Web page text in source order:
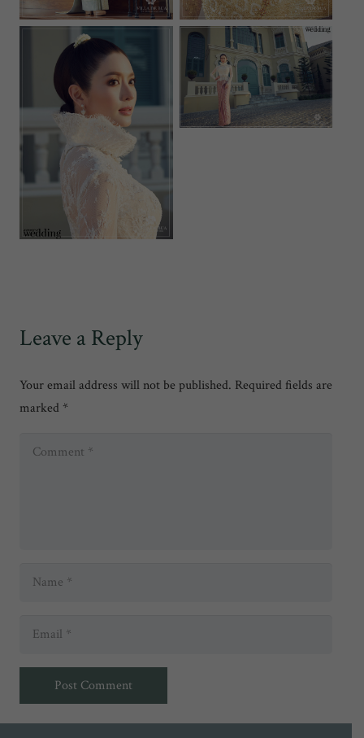
Leave a Reply
Your email address will not be published. Required fields are
marked *
Post Comment